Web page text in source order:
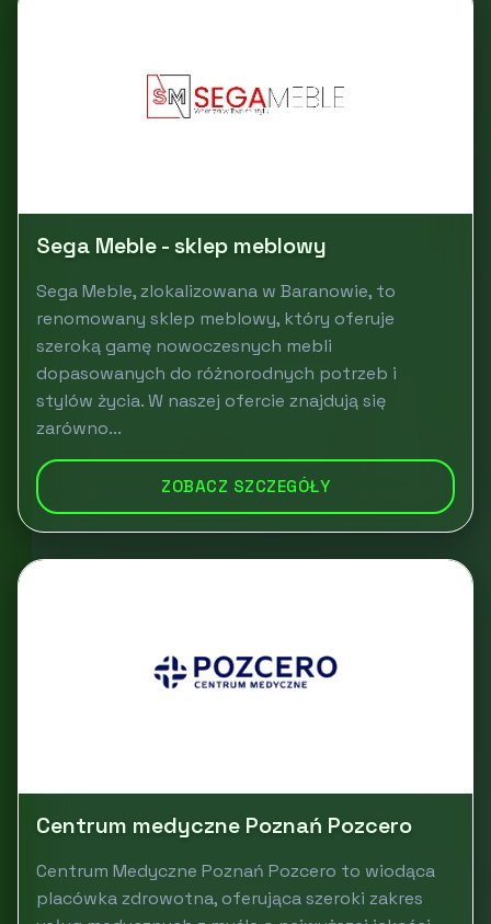
Sega Meble - sklep meblowy
Sega Meble, zlokalizowana w Baranowie, to
renomowany sklep meblowy, który oferuje
szeroką gamę nowoczesnych mebli
dopasowanych do różnorodnych potrzeb i
stylów życia. W naszej ofercie znajdują się
zarówno...
ZOBACZ SZCZEGÓŁY
Centrum medyczne Poznań Pozcero
Centrum Medyczne Poznań Pozcero to wiodąca
placówka zdrowotna, oferująca szeroki zakres